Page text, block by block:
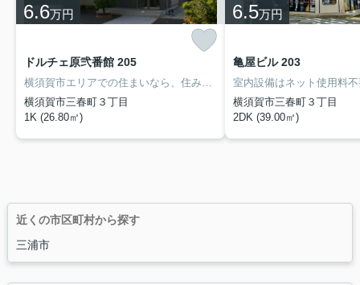
6.6万円
ドルチェ原弐番館 205
横須賀市エリアでの住まいなら、住み心地も快適な「ドルチェ原弐番館」はいかがでしょうか。メイクアップスペースにもなる洗面化粧台は、女性に適しています。賃料を10万円以下に抑えたい方におすすめです。お家を移られる日時は私たちにご相談してくださいね。ハラビルディングには、こだわり条件や特集が満載です。横須賀市エリアや京急本線堀ノ内付近できっと素敵なお部屋が見つかることでしょう。
横須賀市三春町３丁目
1K (26.80㎡)
6.5万円
亀屋ビル 203
横須賀市三春町３丁目
2DK (39.00㎡)
近くの市区町村から探す
三浦市